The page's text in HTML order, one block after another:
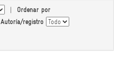
| Ordenar por
Autoría/registro